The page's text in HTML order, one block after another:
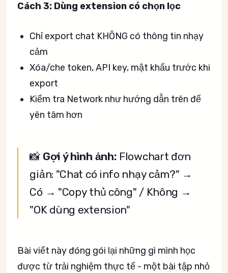
Cách 3: Dùng extension có chọn lọc
Chỉ export chat KHÔNG có thông tin nhạy
cảm
Xóa/che token, API key, mật khẩu trước khi
export
Kiểm tra Network như hướng dẫn trên để
yên tâm hơn
📸 Gợi ý hình ảnh: Flowchart đơn
giản: "Chat có info nhạy cảm?" →
Có → "Copy thủ công" / Không →
"OK dùng extension"
Bài viết này đóng gói lại những gì mình học
được từ trải nghiệm thực tế - một bài tập nhỏ